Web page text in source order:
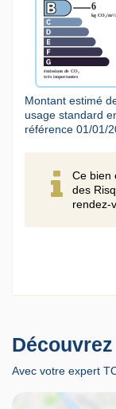
Montant estimé
usage standard
référence 01/01/
Ce bien
des
rendez-
Avec votre expert